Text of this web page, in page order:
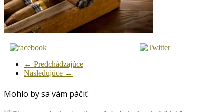
Zdielaj na Facebook
Tweetni
← Predchádzajúce
Nasledujúce →
Mohlo by sa vám páčiť